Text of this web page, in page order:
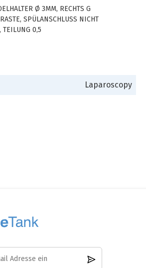
Ø 3MM, RECHTS G
SPÜLANSCHLUSS NICHT
TEILUNG 0,5
Laparoscopy